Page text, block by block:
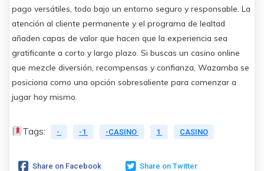
pago versátiles, todo bajo un entorno seguro y responsable. La
atención al cliente permanente y el programa de lealtad
añaden capas de valor que hacen que la experiencia sea
gratificante a corto y largo plazo. Si buscas un casino online
que mezcle diversión, recompensas y confianza, Wazamba se
posiciona como una opción sobresaliente para comenzar a
jugar hoy mismo.
Tags: - -1 -CASINO 1 CASINO
Share on Facebook Share on Twitter